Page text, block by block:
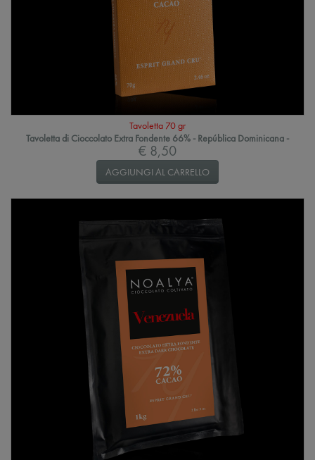
Tavoletta 70 gr
Tavoletta di Cioccolato Extra Fondente 66% - República Dominicana -
€ 8,50
AGGIUNGI AL CARRELLO